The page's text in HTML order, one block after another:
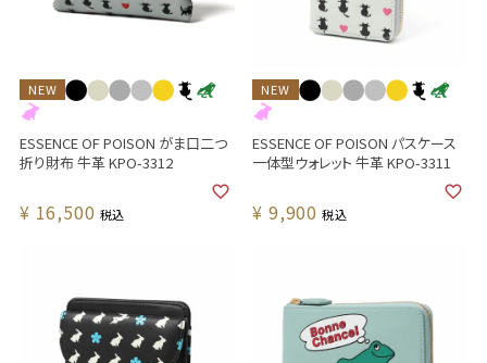
NEW
ESSENCE OF POISON がま口二つ
折り財布 牛革 KPO-3312
¥ 16,500 税込
NEW
ESSENCE OF POISON パスケース
一体型ウォレット 牛革 KPO-3311
¥ 9,900 税込